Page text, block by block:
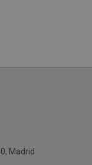
Madrid